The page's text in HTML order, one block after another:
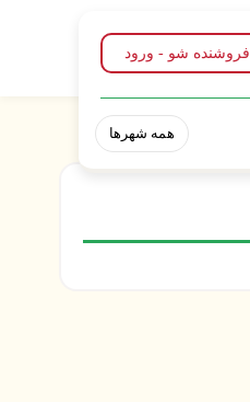
فروشنده شو - ورود
همه شهرها